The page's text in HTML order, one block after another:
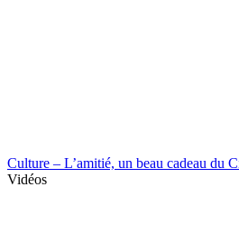
Culture – L’amitié, un beau cadeau du
Vidéos